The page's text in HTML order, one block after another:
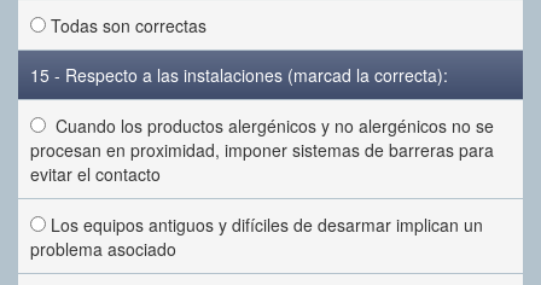
Todas son correctas
15 - Respecto a las instalaciones (marcad la correcta):
Cuando los productos alergénicos y no alergénicos no se
procesan en proximidad, imponer sistemas de barreras para
evitar el contacto
Los equipos antiguos y difíciles de desarmar implican un
problema asociado